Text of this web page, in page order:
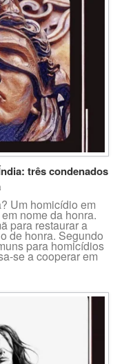
três condenados
Um homicídio em
nome da honra.
para restaurar a
de honra. Segundo
para homicídios
se a cooperar em